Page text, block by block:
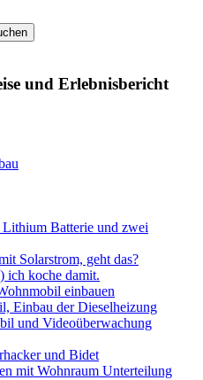
und Erlebnisbericht
Batterie und zwei
Solarstrom, geht das?
ich koche damit.
einbauen
Einbau der Dieselheizung
und Videoüberwachung
und Bidet
mit Wohnraum Unterteilung